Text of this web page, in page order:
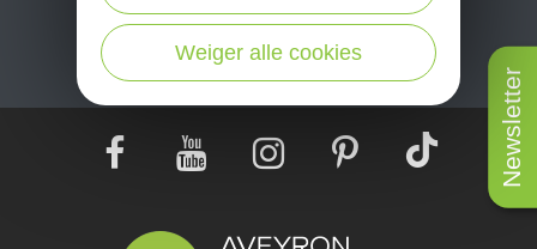
Newsletter
Je m'abonne ici
Weiger alle cookies